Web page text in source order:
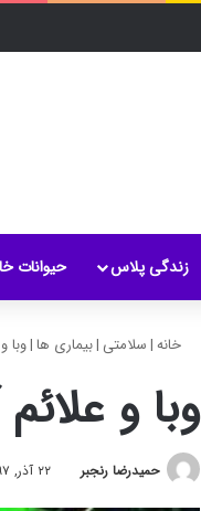
زندگی پلاس حیوانات
خانه|سلامتی |بیماری ها|وبا
وبا و
حمیدرضا رنجبر ۲۲ آذر, ۱۳۹۷